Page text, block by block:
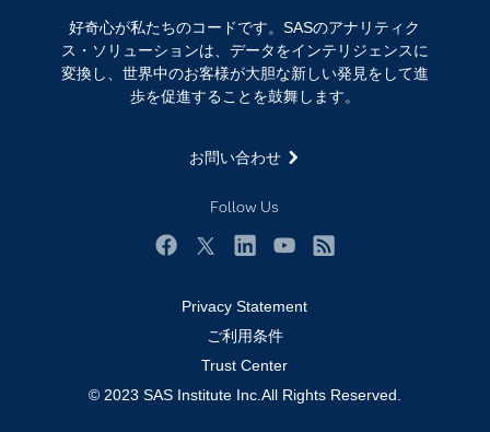
好奇心が私たちのコードです。SASのアナリティク
ス・ソリューションは、データをインテリジェンスに
変換し、世界中のお客様が大胆な新しい発見をして進
歩を促進することを鼓舞します。
お問い合わせ
Follow Us
サポート
ソリューション
トレーニング
ビデオチュートリアル
企業
採用・求人情報
教職員の皆様へ
業種
IoT
Privacy Statement
ご利用条件
Trust Center
© 2023 SAS Institute Inc.All Rights Reserved.